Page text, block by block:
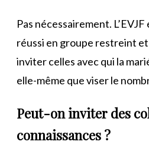
Pas nécessairement.
réussi en groupe restreint
inviter celles avec qui la
elle-même que viser le
Peut-on inviter des
connaissances ?